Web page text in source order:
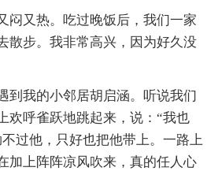
闷又热。吃过晚饭后，我们一家
散步。我非常高兴，因为好久没
到我的小邻居胡启涵。听说我们
欢呼雀跃地跳起来，说：“我也
过他，只好也把他带上。一路上
加上阵阵凉风吹来，真的任人心